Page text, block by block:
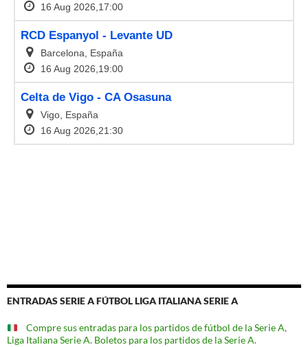
ENTRADAS SERIE A FÚTBOL LIGA ITALIANA SERIE A
Compre sus entradas para los partidos de fútbol de la Serie A,
Liga Italiana Serie A. Boletos para los partidos de la Serie A.